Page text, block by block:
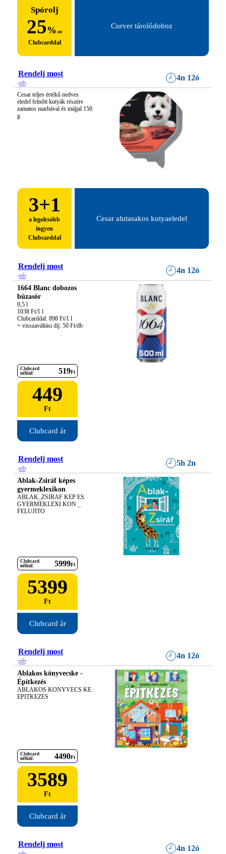
Spórolj
25%-ot
Clubcarddal
Curver tárolódoboz
Rendelj most 4n 12ó
Cesar teljes értékű nedves
eledel felnőtt kutyák részére
zamatos marhával és májjal 150
g
3+1
a legolcsóbb
ingyen
Clubcarddal
Cesar alutasakos kutyaeledel
Rendelj most 4n 12ó
1664 Blanc dobozos
búzasör
0,5 l
1038 Ft/1 l
Clubcarddal: 898 Ft/1 l
+ visszaváltási díj: 50 Ft/db
Clubcard
nélkül:
519Ft
449
Ft
Clubcard ár
Rendelj most 5h 2n
Ablak-Zsiráf képes
gyermeklexikon
ABLAK_ZSIRAF KEP ES
GYERMEKLEXI KON _
FELUJITO
Clubcard
nélkül:
5999Ft
5399
Ft
Clubcard ár
Rendelj most 4n 12ó
Ablakos könyvecske -
Építkezés
ABLAKOS KONYVECS KE.
EPITKEZES
Clubcard
nélkül:
4490Ft
3589
Ft
Clubcard ár
Rendelj most 4n 12ó